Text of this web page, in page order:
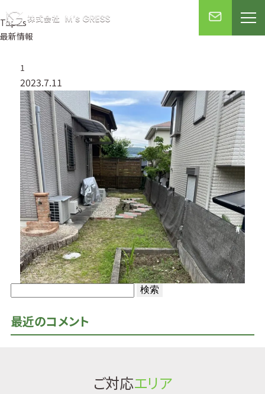
Topics
最新情報
最近のコメント
1
2023.7.11
ご対応エリア